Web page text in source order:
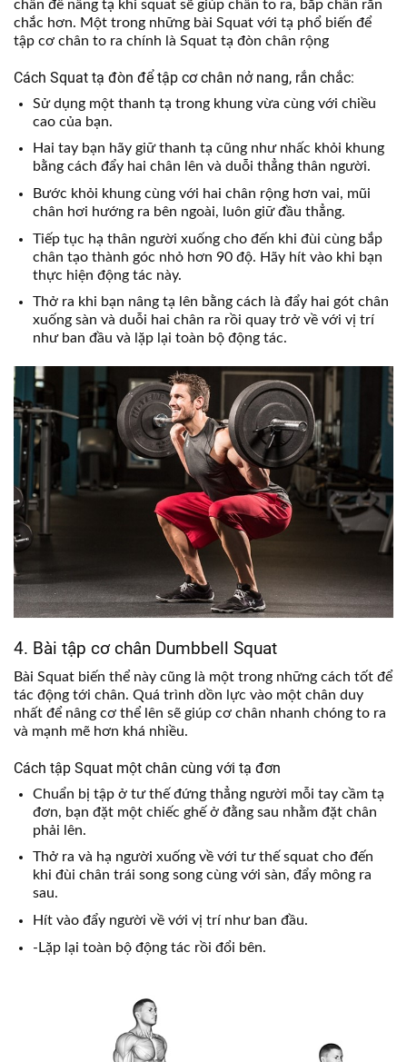
chân để nâng tạ khi squat sẽ giúp chân to ra, bắp chân rắn
chắc hơn. Một trong những bài Squat với tạ phổ biến để
tập cơ chân to ra chính là Squat tạ đòn chân rộng
Cách Squat tạ đòn để tập cơ chân nở nang, rắn chắc:
Sử dụng một thanh tạ trong khung vừa cùng với chiều
cao của bạn.
Hai tay bạn hãy giữ thanh tạ cũng như nhấc khỏi khung
bằng cách đẩy hai chân lên và duỗi thẳng thân người.
Bước khỏi khung cùng với hai chân rộng hơn vai, mũi
chân hơi hướng ra bên ngoài, luôn giữ đầu thẳng.
Tiếp tục hạ thân người xuống cho đến khi đùi cùng bắp
chân tạo thành góc nhỏ hơn 90 độ. Hãy hít vào khi bạn
thực hiện động tác này.
Thở ra khi bạn nâng tạ lên bằng cách là đẩy hai gót chân
xuống sàn và duỗi hai chân ra rồi quay trở về với vị trí
như ban đầu và lặp lại toàn bộ động tác.
4. Bài tập cơ chân Dumbbell Squat
Bài Squat biến thể này cũng là một trong những cách tốt để
tác động tới chân. Quá trình dồn lực vào một chân duy
nhất để nâng cơ thể lên sẽ giúp cơ chân nhanh chóng to ra
và mạnh mẽ hơn khá nhiều.
Cách tập Squat một chân cùng với tạ đơn
Chuẩn bị tập ở tư thế đứng thẳng người mỗi tay cầm tạ
đơn, bạn đặt một chiếc ghế ở đằng sau nhằm đặt chân
phải lên.
Thở ra và hạ người xuống về với tư thế squat cho đến
khi đùi chân trái song song cùng với sàn, đẩy mông ra
sau.
Hít vào đẩy người về với vị trí như ban đầu.
-Lặp lại toàn bộ động tác rồi đổi bên.